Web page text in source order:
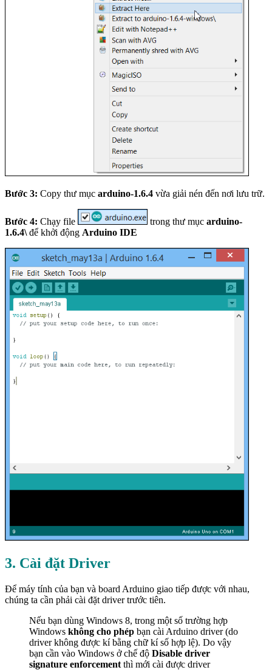
Bước 3: Copy thư mục arduino-1.6.4 vừa giải nén đến nơi lưu trữ.
Bước 4: Chạy file trong thư mục arduino-
1.6.4\để khởi động Arduino IDE
3. Cài đặt Driver
Để máy tính của bạn và board Arduino giao tiếp được với nhau,
chúng ta cần phải cài đặt driver trước tiên.
Nếu bạn dùng Windows 8, trong một số trường hợp
Windows không cho phép bạn cài Arduino driver (do
driver không được kí bằng chữ kí số hợp lệ). Do vậy
bạn cần vào Windows ở chế độ Disable driver
signature enforcement thì mới cài được driver